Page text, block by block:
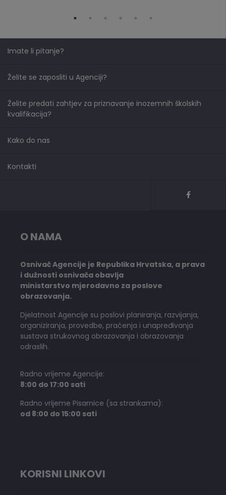
Imate li pitanje?
Želite se zaposliti u Agenciji?
Želite predati zahtjev za priznavanje inozemnih školskih
kvalifikacija?
Kako do nas
Kontakti
O NAMA
Osnivač Agencije je Republika Hrvatska, a prava
i dužnosti osnivača obavlja
ministarstvo mjerodavno za poslove
obrazovanja.
Djelatnost Agencije su poslovi planiranja, razvijanja,
organiziranja, provedbe, praćenja i unapređivanja
sustava strukovnog obrazovanja i obrazovanja
odraslih.
Radno vrijeme Agencije:
8:00 do 17:00 sati
Radno vrijeme Pisarnice (sa strankama):
od 8:00 do 15:00 sati
KORISNI LINKOVI